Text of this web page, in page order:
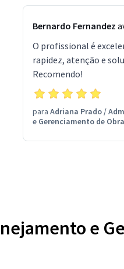
Bernardo Fernandez
O profissional é
rapidez, atenção e
Recomendo!
para Adriana Prado/
e Gerenciamento de
e